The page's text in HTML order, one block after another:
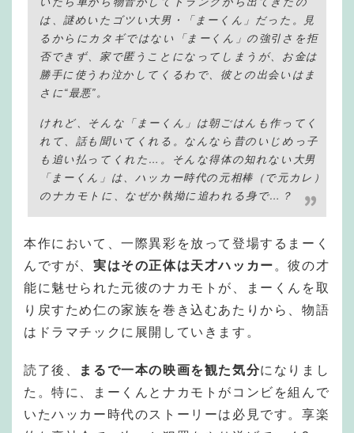
は、謎めいたゴツい大男・「まーくん」だった。見
るからにカタギではない「まーくん」の強引さを拒
否できず、家で匿うことになってしまうが、お金は
勝手に使うわ泣かしてくるわで、彼との出会いはま
さに“最悪”。
けれど、そんな「まーくん」は朝ごはんも作ってく
れて、話も聞いてくれる。なんなら昔のいじめっ子
も追い払ってくれた…。そんな得体の知れない大男
「まーくん」は、ハッカー時代の元相棒（で元カレ）
のナカモトに、なぜか執拗に追われる身で…？
本作において、一際異彩を放って登場するまーく
んですが、 実はその正体は天才ハッカー 。彼の才
能に魅せられた元彼のナカモトが、まーくんを取
り戻すため仁の家族を巻き込むあたりから、物語
はドラマチックに展開していきます。
読了後、 まるで一本の映画を観た気分になりまし
た。特に、まーくんとナカモトがコンビを組んで
いたハッカー時代のストーリーは必見です。享楽